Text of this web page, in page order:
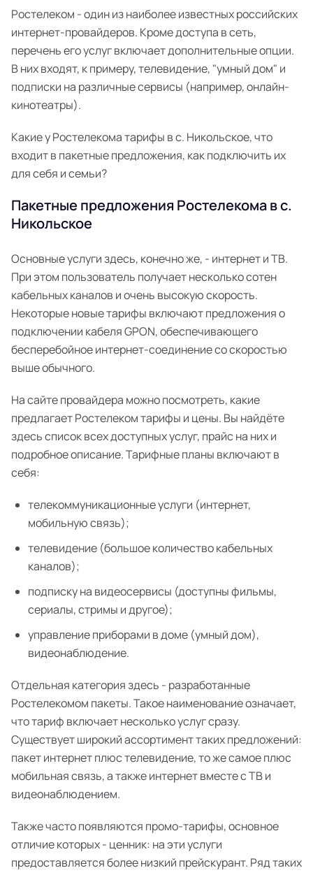
Ростелеком - один из наиболее известных российских
интернет-провайдеров. Кроме доступа в сеть,
перечень его услуг включает дополнительные опции.
В них входят, к примеру, телевидение, "умный дом" и
подписки на различные сервисы (например, онлайн-
кинотеатры).
Какие у Ростелекома тарифы в с. Никольское, что
входит в пакетные предложения, как подключить их
для себя и семьи?
Пакетные предложения Ростелекома в с.
Никольское
Основные услуги здесь, конечно же, - интернет и ТВ.
При этом пользователь получает несколько сотен
кабельных каналов и очень высокую скорость.
Некоторые новые тарифы включают предложения о
подключении кабеля GPON, обеспечивающего
бесперебойное интернет-соединение со скоростью
выше обычного.
На сайте провайдера можно посмотреть, какие
предлагает Ростелеком тарифы и цены. Вы найдёте
здесь список всех доступных услуг, прайс на них и
подробное описание. Тарифные планы включают в
себя:
телекоммуникационные услуги (интернет,
мобильную связь);
телевидение (большое количество кабельных
каналов);
подписку на видеосервисы (доступны фильмы,
сериалы, стримы и другое);
управление приборами в доме (умный дом),
видеонаблюдение.
Отдельная категория здесь - разработанные
Ростелекомом пакеты. Такое наименование означает,
что тариф включает несколько услуг сразу.
Существует широкий ассортимент таких предложений:
пакет интернет плюс телевидение, то же самое плюс
мобильная связь, а также интернет вместе с ТВ и
видеонаблюдением.
Также часто появляются промо-тарифы, основное
отличие которых - ценник: на эти услуги
предоставляется более низкий прейскурант. Ряд таких